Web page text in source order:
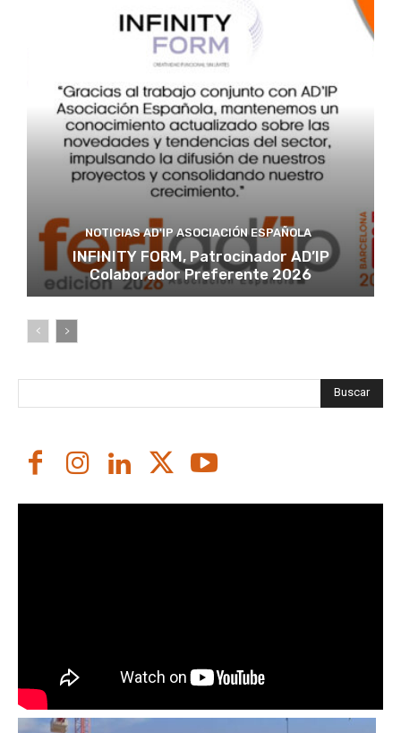
NOTICIAS AD'IP ASOCIACIÓN ESPAÑOLA
INFINITY FORM, Patrocinador AD’IP
Colaborador Preferente 2026
Buscar